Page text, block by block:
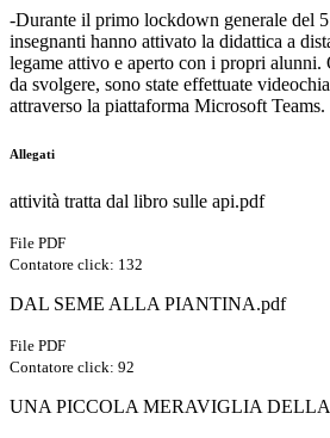
-Durante il primo lockdown generale del
insegnanti hanno attivato la didattica a
legame attivo e aperto con i propri
da svolgere, sono state effettuate
attraverso la piattaforma Microsoft Teams.
Allegati
attività tratta dal libro sulle api.pdf
File PDF
Contatore click: 132
DAL SEME ALLA PIANTINA.pdf
File PDF
Contatore click: 92
UNA PICCOLA MERAVIGLIA